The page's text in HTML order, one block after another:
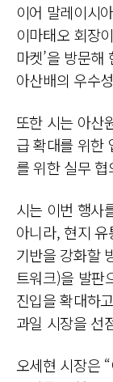
이어 말레이시
이마태오 회장
마켓’을 방문
아산배의 우수
또한 시는 아산
급 확대를 위한
를 위한 실무
시는 이번 행사
아니라, 현지
기반을 강화할
트워크)을 발판
진입을 확대하
과일 시장을 선
오세현 시장은